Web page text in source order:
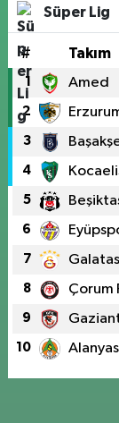
Süper Lig
# Takım
1 Amed
2
3
4
5
6
7
8 Çorum
9
10